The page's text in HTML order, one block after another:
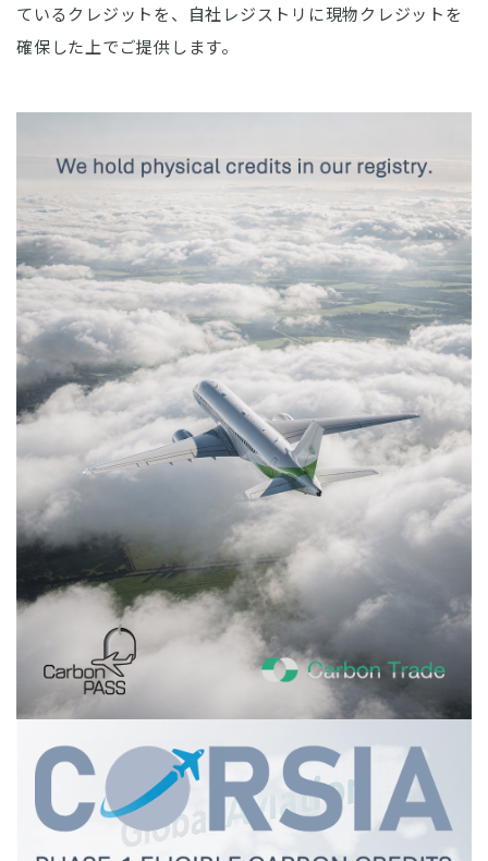
ているクレジットを、自社レジストリに現物クレジットを
確保した上でご提供します。